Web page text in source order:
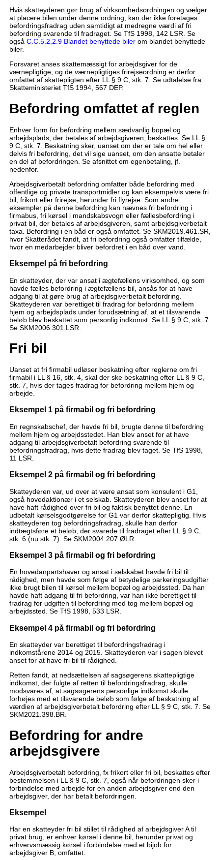
Hvis skatteyderen gør brug af virksomhedsordningen og vælger
at placere bilen under denne ordning, kan der ikke foretages
befordringsfradrag uden samtidigt at medregne værdi af fri
befordring svarende til fradraget. Se TfS 1998, 142 LSR. Se
også C.C.5.2.2.9 Blandet benyttede bilerom blandet benyttede
biler.
Forsvaret anses skattemæssigt for arbejdsgiver for de
værnepligtige, og de værnepligtiges frirejseordning er derfor
omfattet af skattepligten efter LL § 9 C, stk. 7. Se udtalelse fra
Skatteministeriet TfS 1994, 567 DEP.
Befordring omfattet af reglen
Enhver form for befordring mellem sædvanlig bopæl og
arbejdsplads, der betales af arbejdsgiveren, beskattes. Se LL §
9 C, stk. 7. Beskatning sker, uanset om der er tale om hel eller
delvis fri befordring, det vil sige uanset, om den ansatte betaler
en del af befordringen. Se afsnittet om egenbetaling, jf.
nedenfor.
Arbejdsgiverbetalt befordring omfatter både befordring med
offentlige og private transportmidler og kan eksempelvis være fri
bil, frikort eller frirejse, herunder fri flyrejse. Som andre
eksempler på denne befordring kan nævnes fri befordring i
firmabus, fri kørsel i mandskabsvogn eller fællesbefordring i
privat bil, der betales af arbejdsgiveren, samt arbejdsgiverbetalt
taxa. Befordring i en båd er også omfattet. Se SKM2019.461.SR,
hvor Skatterådet fandt, at fri befordring også omfatter tilfælde,
hvor en medarbejder bliver befordret i en båd over vand.
Eksempel på fri befordring
En skatteyder, der var ansat i ægtefællens virksomhed, og som
havde fælles befordring i ægtefællens bil, ansås for at have
adgang til at gøre brug af arbejdsgiverbetalt befordring.
Skatteyderen var berettiget til fradrag for befordring mellem
hjem og arbejdsplads under forudsætning af, at et tilsvarende
beløb blev beskattet som personlig indkomst. Se LL § 9 C, stk. 7.
Se SKM2006.301.LSR.
Fri bil
Uanset at fri firmabil udløser beskatning efter reglerne om fri
firmabil i LL § 16, stk. 4, skal der ske beskatning efter LL § 9 C,
stk. 7, hvis der tages fradrag for befordring mellem hjem og
arbejde.
Eksempel 1 på firmabil og fri befordring
En regnskabschef, der havde fri bil, brugte denne til befordring
mellem hjem og arbejdsstedet. Han blev anset for at have
adgang til arbejdsgiverbetalt befordring svarende til
befordringsfradrag, hvis dette fradrag blev taget. Se TfS 1998,
11 LSR.
Eksempel 2 på firmabil og fri befordring
Skatteyderen var, ud over at være ansat som konsulent i G1,
også hovedaktionær i et selskab. Skatteyderen blev anset for at
have haft rådighed over fri bil og faktisk benyttet denne. En
udbetalt kørselsgodtgørelse for G1 var derfor skattepligtig. Hvis
skatteyderen tog befordringsfradrag, skulle han derfor
indtægtsføre et beløb, der svarede til fradraget efter LL § 9 C,
stk. 6 (nu stk. 7). Se SKM2004.207.ØLR.
Eksempel 3 på firmabil og fri befordring
En hovedanpartshaver og ansat i selskabet havde fri bil til
rådighed, men havde som følge af betydelige parkeringsudgifter
ikke brugt bilen til kørsel mellem bopæl og arbejdssted. Da han
havde haft adgang til fri befordring, var han ikke berettiget til
fradrag for udgiften til befordring med tog mellem bopæl og
arbejdssted. Se TfS 1998, 533 LSR.
Eksempel 4 på firmabil og fri befordring
En skatteyder var berettiget til befordringsfradrag i
indkomstårene 2014 og 2015. Skatteyderen var i sagen blevet
anset for at have fri bil til rådighed.
Retten fandt, at nedsættelsen af sagsøgerens skattepligtige
indkomst, der fulgte af retten til befordringsfradrag, skulle
modsvares af, at sagsøgerens personlige indkomst skulle
forhøjes med et tilsvarende beløb som følge af beskatning af
værdien af arbejdsgiverbetalt befordring efter LL § 9 C, stk. 7. Se
SKM2021.398.BR.
Befordring for andre
arbejdsgivere
Arbejdsgiverbetalt befordring, fx frikort eller fri bil, beskattes efter
bestemmelsen i LL § 9 C, stk. 7, også når befordringen sker i
forbindelse med arbejde for en anden arbejdsgiver end den
arbejdsgiver, der har betalt befordringen.
Eksempel
Har en skatteyder fri bil stillet til rådighed af arbejdsgiver A til
privat brug, er enhver kørsel i denne bil, herunder privat og
erhvervsmæssig kørsel i forbindelse med et bijob for
arbejdsgiver B, omfattet.